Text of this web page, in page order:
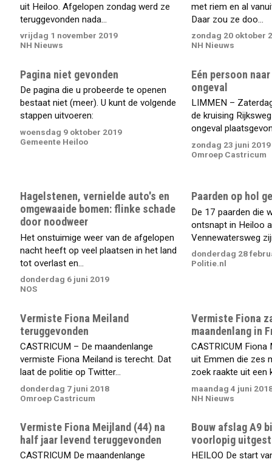
uit Heiloo. Afgelopen zondag werd ze
teruggevonden nada...
vrijdag 1 november 2019
NH Nieuws
met riem en al
Daar zou ze doo...
zondag 20 oktober
NH Nieuws
Pagina niet gevonden
De pagina die u probeerde te openen
bestaat niet (meer). U kunt de volgende
stappen uitvoeren:
woensdag 9 oktober 2019
Gemeente Heiloo
Eén persoon
ongeval
LIMMEN –
de kruising
ongeval
zondag 23 juni 2019
Omroep Castricum
Hagelstenen, vernielde auto's en
omgewaaide bomen: flinke schade
door noodweer
Het onstuimige weer van de afgelopen
nacht heeft op veel plaatsen in het land
tot overlast en...
donderdag 6 juni 2019
NOS
Paarden op hol
De 17 paarden die
ontsnapt in Heiloo
Vennewatersweg
donderdag 28
Politie.nl
Vermiste Fiona Meiland
teruggevonden
CASTRICUM – De maandenlange
vermiste Fiona Meiland is terecht. Dat
laat de politie op Twitter...
donderdag 7 juni 2018
Omroep Castricum
Vermiste Fiona
maandenlang in
CASTRICUM Fiona
uit Emmen die zes
zoek raakte uit een
maandag 4 juni
NH Nieuws
Vermiste Fiona Meijland (44) na
half jaar levend teruggevonden
CASTRICUM De maandenlange
Bouw afslag A9
voorlopig
HEILOO De start